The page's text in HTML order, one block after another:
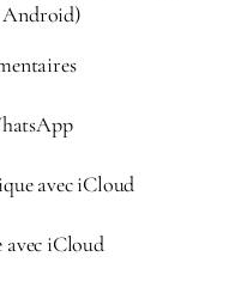
Android)
avec iCloud
avec iCloud